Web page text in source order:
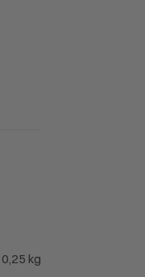
0,25 kg